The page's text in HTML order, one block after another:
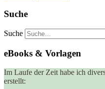
Suche
Suche
eBooks & Vorlagen
Im Laufe der Zeit habe ich
erstellt: